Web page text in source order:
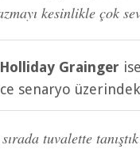
kesinlikle çok
Holliday Grainger
senaryo
sırada tuvalette